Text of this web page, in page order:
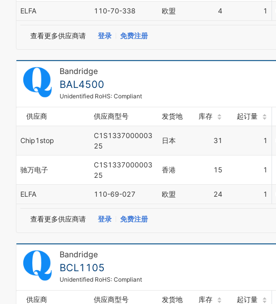
ELFA 110-70-338 欧盟 4 1
查看更多供应商请 登录 免费注册
Bandridge
BAL4500
Unidentified RoHS: Compliant
供应商 供应商型号 发货地 库存 起订量
Chip1stop
C1S1337000003
25
日本 31 1
驰万电子
C1S1337000003
25
香港 15 1
ELFA 110-69-027 欧盟 24 1
查看更多供应商请 登录 免费注册
Bandridge
BCL1105
Unidentified RoHS: Compliant
供应商 供应商型号 发货地 库存 起订量